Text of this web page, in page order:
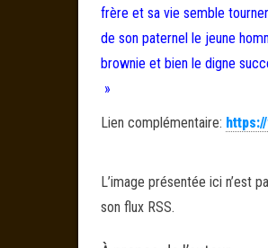
frère et sa vie semble
de son paternel le jeune
brownie et bien le digne
»
Lien complémentaire:
L’image présentée ici n’est
son flux RSS.